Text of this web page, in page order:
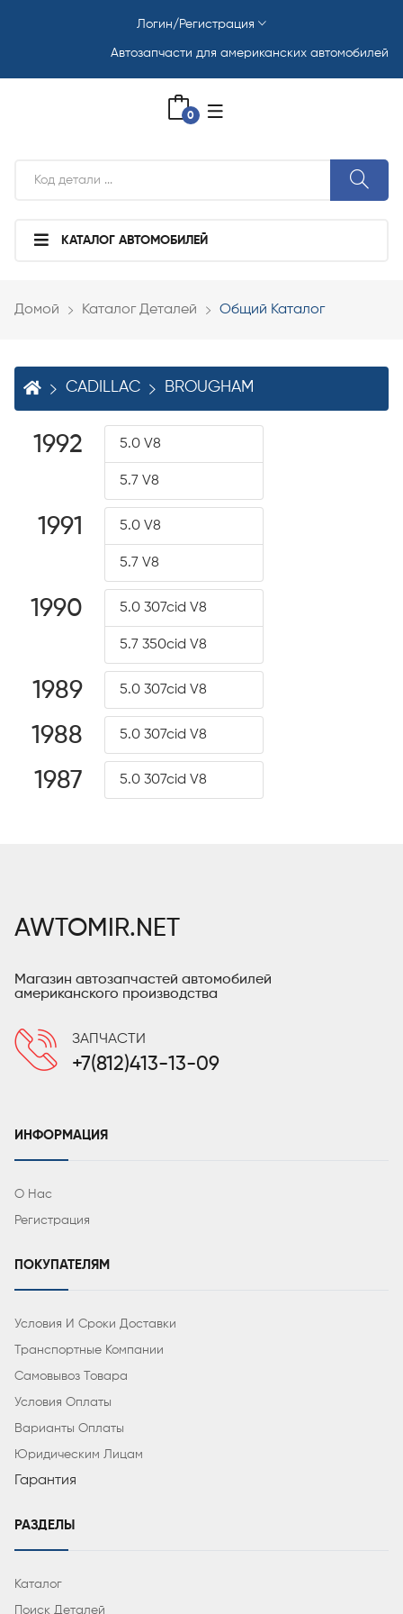
Автозапчасти для американских автомобилей
Логин/Регистрация
0
КАТАЛОГ АВТОМОБИЛЕЙ
Домой Каталог Деталей Общий Каталог
CADILLAC BROUGHAM
1992 5.0 V8
5.7 V8
1991 5.0 V8
5.7 V8
1990 5.0 307cid V8
5.7 350cid V8
1989 5.0 307cid V8
1988 5.0 307cid V8
1987 5.0 307cid V8
AWTOMIR.NET
Магазин автозапчастей автомобилей
американского производства
ЗАПЧАСТИ
+7(812)413-13-09
ИНФОРМАЦИЯ
О Нас
Регистрация
ПОКУПАТЕЛЯМ
Условия И Сроки Доставки
Транспортные Компании
Самовывоз Товара
Условия Оплаты
Варианты Оплаты
Юридическим Лицам
Гарантия
РАЗДЕЛЫ
Каталог
Поиск Деталей